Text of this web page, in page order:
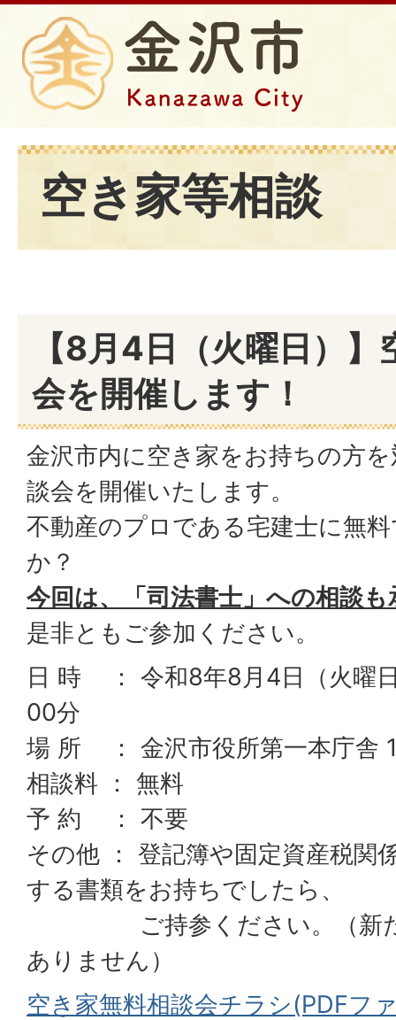
空き家等相談
【8月4日（火曜日）
会を開催します！
金沢市内に空き家をお持ちの方
談会を開催いたします。
不動産のプロである宅建士に無
か？
今回は、「司法書士」への相談
是非ともご参加ください。
日 時 ： 令和8年8月4日（火曜
00分
場 所 ： 金沢市役所第一本庁舎
相談料 ： 無料
予 約 ： 不要
その他 ： 登記簿や固定資産税関
する書類をお持ちでしたら、
ご持参ください。（新た
ありません）
空き家無料相談会チラシ(PDFフ